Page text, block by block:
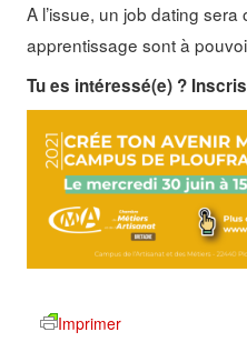
A l’issue, un job dating
apprentissage sont à
Tu es intéressé(e) ?
Imprimer